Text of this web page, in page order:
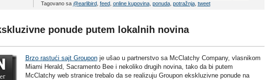
Tagovano sa @earlibird, feed, online kupovina, ponuda, potražnja, tweet
ponude putem lokalnih novina
Brzo rastući sajt Grouponje ušao u partnerstvo sa McClatchy Company, vlasnikom
Miami Herald, Sacramento Bee i nekoliko drugih novina, tako da bi putem
McClatchy web stranice trebalo da se realizuju Groupon ekskluzivne ponude na